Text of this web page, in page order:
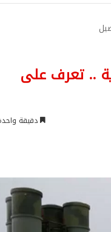
السورية .. تعرف على
دقيقة